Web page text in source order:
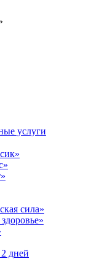
услуги
сила»
дней